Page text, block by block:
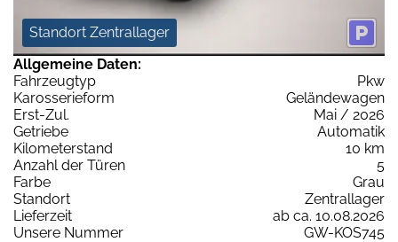
Standort Zentrallager
Allgemeine Daten:
Fahrzeugtyp
Pkw
Karosserieform
Geländewagen
Erst-Zul.
Mai / 2026
Getriebe
Automatik
Kilometerstand
10 km
Anzahl der Türen
5
Farbe
Grau
Standort
Zentrallager
Lieferzeit
ab ca. 10.08.2026
Unsere Nummer
GW-KOS745